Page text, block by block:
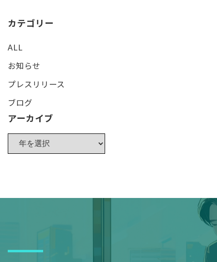
カテゴリー
ALL
お知らせ
プレスリリース
ブログ
アーカイブ